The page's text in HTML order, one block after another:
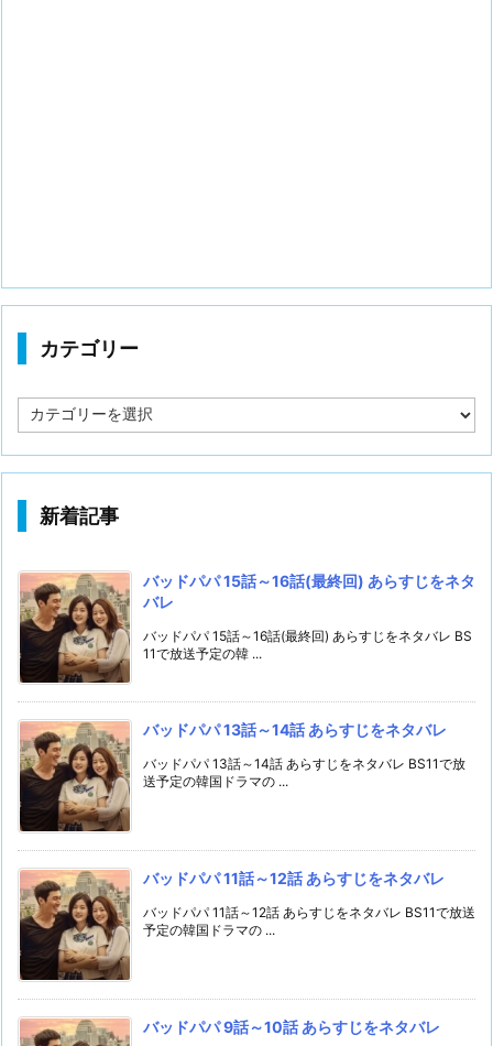
カテゴリー
テ
リ
新着記事
バッドパパ 15話～16話(最終回) あらすじをネタ
バレ
バッドパパ 15話～16話(最終回) あらすじをネタバレ BS
11で放送予定の韓 ...
バッドパパ 13話～14話 あらすじをネタバレ
バッドパパ 13話～14話 あらすじをネタバレ BS11で放
送予定の韓国ドラマの ...
バッドパパ 11話～12話 あらすじをネタバレ
バッドパパ 11話～12話 あらすじをネタバレ BS11で放送
予定の韓国ドラマの ...
バッドパパ 9話～10話 あらすじをネタバレ